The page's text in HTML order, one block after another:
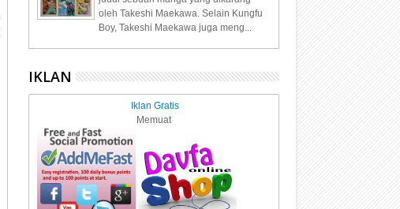
oleh Takeshi Maekawa. Selain Kungfu
Boy, Takeshi Maekawa juga meng...
IKLAN
Iklan Gratis
Memuat